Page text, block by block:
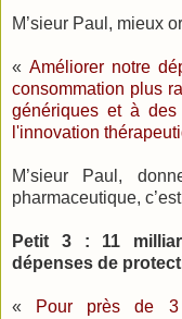
M’sieur Paul, mieux
«Améliorer notre
consommation plus
génériques et à
l'innovation
M’sieur Paul,
pharmaceutique,
Petit 3 : 11
dépenses de
«
Pour près de 3